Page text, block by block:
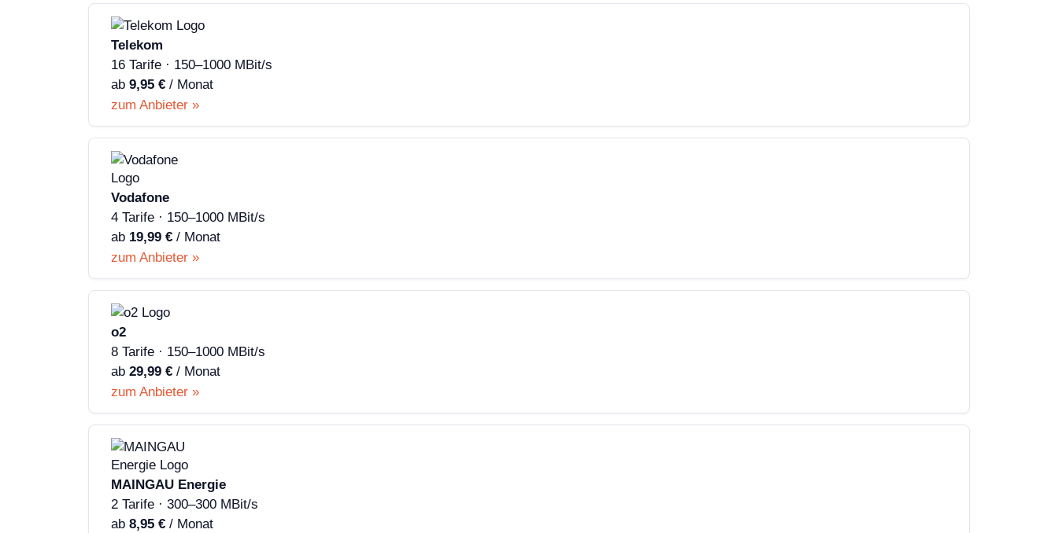
Telekom
16 Tarife · 150–1000 MBit/s
ab 9,95 € / Monat
zum Anbieter »
Vodafone
4 Tarife · 150–1000 MBit/s
ab 19,99 € / Monat
zum Anbieter »
o2
8 Tarife · 150–1000 MBit/s
ab 29,99 € / Monat
zum Anbieter »
MAINGAU Energie
2 Tarife · 300–300 MBit/s
ab 8,95 € / Monat